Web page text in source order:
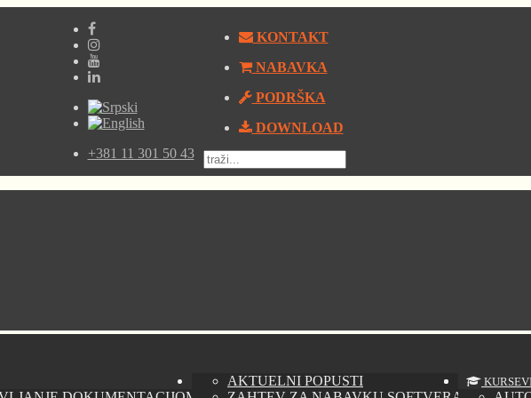
+381 11 301 50 43
KONTAKT
NABAVKA
PODRŠKA
DOWNLOAD
AKTUELNI POPUSTI